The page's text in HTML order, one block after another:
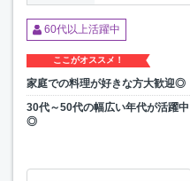
60代以上活躍中
ここがオススメ！
家庭での料理が好きな方大歓迎◎
30代～50代の幅広い年代が活躍中
◎